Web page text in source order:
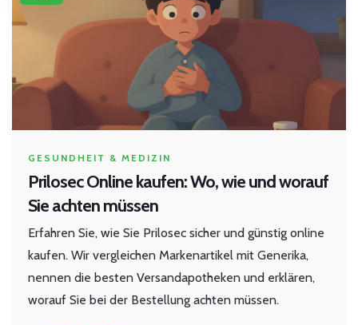
GESUNDHEIT & MEDIZIN
Prilosec Online kaufen: Wo, wie und worauf
Sie achten müssen
Erfahren Sie, wie Sie Prilosec sicher und günstig online
kaufen. Wir vergleichen Markenartikel mit Generika,
nennen die besten Versandapotheken und erklären,
worauf Sie bei der Bestellung achten müssen.